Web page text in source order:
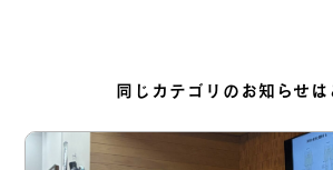
同じカテゴリのお知らせは